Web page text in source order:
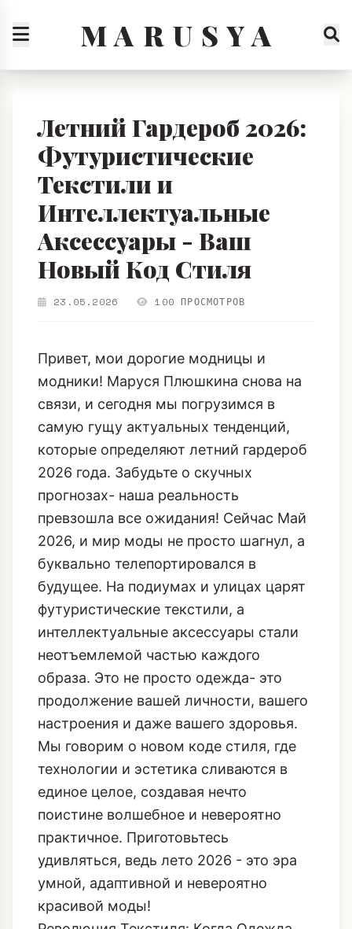
M A R U S Y A
Летний Гардероб 2026:
Футуристические
Текстили и
Интеллектуальные
Аксессуары - Ваш
Новый Код Стиля
23.05.2026 100 ПРОСМОТРОВ
Привет, мои дорогие модницы и
модники! Маруся Плюшкина снова на
связи, и сегодня мы погрузимся в
самую гущу актуальных тенденций,
которые определяют летний гардероб
2026 года. Забудьте о скучных
прогнозах- наша реальность
превзошла все ожидания! Сейчас Май
2026, и мир моды не просто шагнул, а
буквально телепортировался в
будущее. На подиумах и улицах царят
футуристические текстили, а
интеллектуальные аксессуары стали
неотъемлемой частью каждого
образа. Это не просто одежда- это
продолжение вашей личности, вашего
настроения и даже вашего здоровья.
Мы говорим о новом коде стиля, где
технологии и эстетика сливаются в
единое целое, создавая нечто
поистине волшебное и невероятно
практичное. Приготовьтесь
удивляться, ведь лето 2026 - это эра
умной, адаптивной и невероятно
красивой моды!